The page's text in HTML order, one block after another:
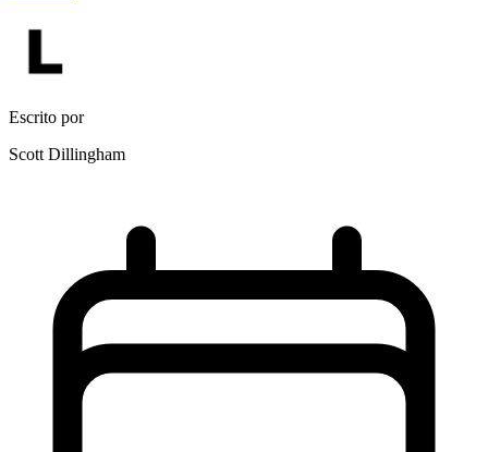
Escrito por
Scott Dillingham